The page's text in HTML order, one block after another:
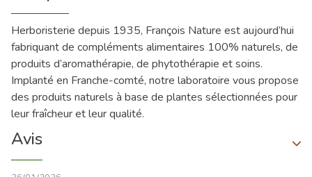
Herboristerie depuis 1935, François Nature est aujourd’hui
fabriquant de compléments alimentaires 100% naturels, de
produits d’aromathérapie, de phytothérapie et soins.
Implanté en Franche-comté, notre laboratoire vous propose
des produits naturels à base de plantes sélectionnées pour
leur fraîcheur et leur qualité.
Avis